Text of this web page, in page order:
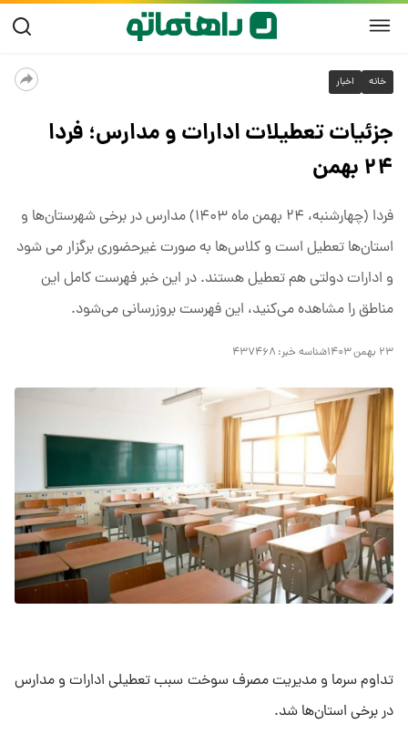
خانه اخبار
جزئیات تعطیلات ادارات و مدارس؛ فردا
۲۴ بهمن
فردا (چهارشنبه، ۲۴ بهمن ماه ۱۴۰۳) مدارس در برخی شهرستان‌ها و
استان‌ها تعطیل است و کلاس‌ها به صورت غیرحضوری برگزار می شود
و ادارات دولتی هم تعطیل هستند. در این خبر فهرست کامل این
مناطق را مشاهده می‌کنید، این فهرست بروز‌رسانی می‌شود.
۲۳ بهمن ۱۴۰۳ شناسه خبر: ۴۳۷۴۶۸
تداوم سرما و مدیریت مصرف سوخت سبب تعطیلی ادارات و مدارس
در برخی استان‌ها شد.